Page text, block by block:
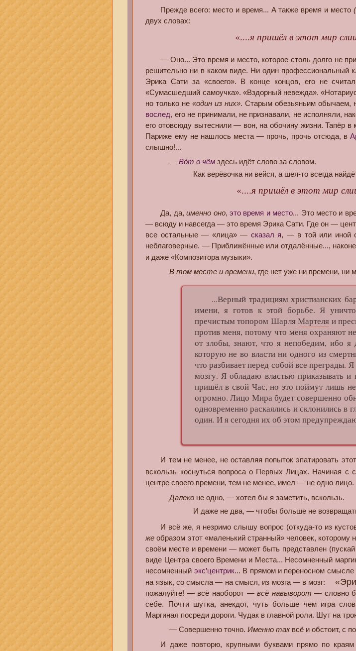
Прежде всего: место и время... А также время и место
двух словах:
«....я пришёл в этот мир
— Оно... Это время и место, которое столь долго не
решительно ни в каком виде. Ни один профессиональный
Эрика Сати за «своего». В конце концов, его не
«Сумасшедший самоучка». «Вздорный невежда».
но только не«один из них». Старым обезьяньим обычаем,
вослед, его не принимали, не признавали, не исполняли,
его отовсюду вытеснили — вон, на обочину жизни. Тапёр
Париже ему не нашлось места — прочь, прочь отсюда, в
слышно!...
—Во́т о чём здесь идёт слово за словом.
Как верёвочка ни вейся, а шея-то всегда
«....я пришёл в этот мир
Да, да,именно оно, это время и место... Это место и
— всюду и навсегда — это время Эрика Сати. Где он —
все остальные — «лица» — сказал я, — в той или иной
неблаговерные. — Приближённые или отдалённые...,
и даже «Композитора музыки».
В том месте и времени, где нет уже ни времени, ни
...Верный традициям христианских
имени, я готов к этой борьбе. Я
пречистым топором ШарляМартеля и
против меня, потому что меня охраняют
от злобы, знают, что я непобедим, ибо я
которую не во власти ни одного из
что разбивает перед собой все преграды.
мозгу. Я обладаю властью приказывать
пришёл в свой Час, но это поймут лишь
огромно. Лицо Мира будет совершенно
одновременно раскаялись и склонились в
один. И я сегодня их об этом
И тем не менее, не оставляя попыток эпатировать
вскользь коснуться вопроса о Первых Лицах. Начиная
центре своего времени, тем не менее, имел — не одно лицо.
Далеко не одно, — хотел бы я заметить, вскользь.
И даже не два, — чтобы больше не
И всё же, я незримо слышу вопрос (откуда-то из
же образом этот «маленький странный» человек, которому
своём месте и времени — может быть представлен
виде Центра своего Времени и Места... Несомненный
несомненный экс’центрик... В прямом и переносном
на язык, со смысла — на смысл, из мозга — в мозг:
пожалуйте! — всё наоборот —всё навыворот — словно
себе. Почти шутка, анекдот, чуть больше чем игра
Маргинал посреди дороги. Чудак в главной роли. Шут на
— Совершенно точно.Именно таквсё и обстоит, с
И даже повторю, крупными буквами прямо по краям